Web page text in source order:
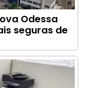
Odessa
seguras de